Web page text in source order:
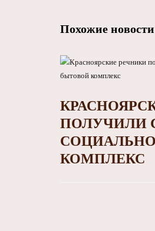
Похожие новости
ПОЛУЧИЛИ
КОМПЛЕКС